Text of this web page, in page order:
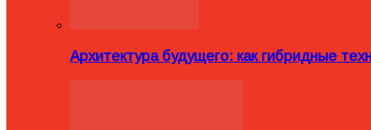
Архитектура будущего: как гибридные